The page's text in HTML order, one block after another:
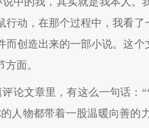
行动，在那个过程中，我看
而创造出来的一部小说。这
面。
论文章里，有这么一句话：
人物都带着一股温暖向善